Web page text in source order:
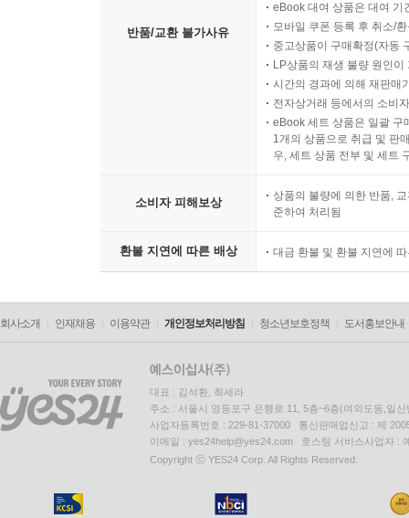
반품/교환 불가사유
eBook 대여 상품은 대여 기
모바일 쿠폰 등록 후 취소/
중고상품이 구매확정(자동
LP상품의 재생 불량 원인
시간의 경과에 의해 재판매
전자상거래 등에서의 소비
eBook 세트 상품은 일괄 구
1개의 상품으로 취급 및 판
우, 세트 상품 전부 및 세트
소비자 피해보상
상품의 불량에 의한 반품,
준하여 처리됨
환불 지연에 따른 배상 대금 환불 및 환불 지연에
회사소개 인재채용 이용약관 개인정보처리방침 청소년보호정책 도서홍보안내
대표 : 김석환, 최세라
주소 : 서울시 영등포구 은행로 11, 5층~6층(여의도동,일신
사업자등록번호 : 229-81-37000 통신판매업신고 : 제
이메일 : yes24help@yes24.com 호스팅 서비스사업자 :
Copyright ⓒ YES24 Corp. All Rights Reserved.